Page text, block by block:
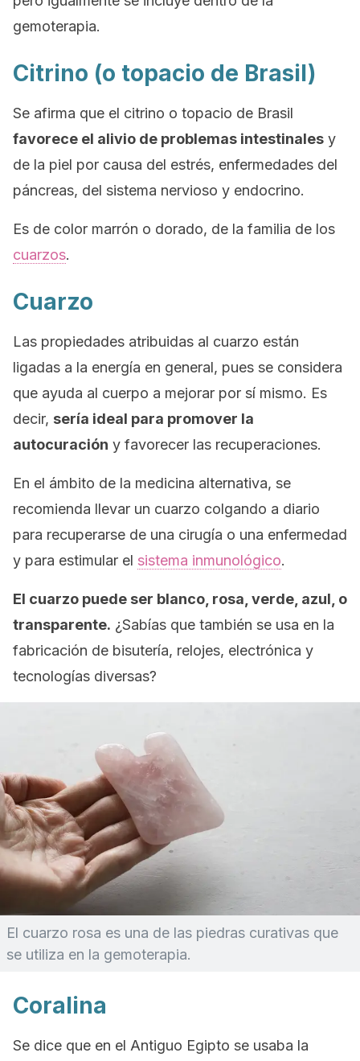
gemoterapia.
Citrino (o topacio de Brasil)
Se afirma que el citrino o topacio de Brasil
favorece el alivio de problemas intestinales y
de la piel por causa del estrés, enfermedades del
páncreas, del sistema nervioso y endocrino.
Es de color marrón o dorado, de la familia de los
cuarzos.
Cuarzo
Las propiedades atribuidas al cuarzo están
ligadas a la energía en general, pues se considera
que ayuda al cuerpo a mejorar por sí mismo. Es
decir, sería ideal para promover la
autocuración y favorecer las recuperaciones.
En el ámbito de la medicina alternativa, se
recomienda llevar un cuarzo colgando a diario
para recuperarse de una cirugía o una enfermedad
y para estimular el sistema inmunológico.
El cuarzo puede ser blanco, rosa, verde, azul, o
transparente. ¿Sabías que también se usa en la
fabricación de bisutería, relojes, electrónica y
tecnologías diversas?
El cuarzo rosa es una de las piedras curativas que
se utiliza en la gemoterapia.
Coralina
Se dice que en el Antiguo Egipto se usaba la